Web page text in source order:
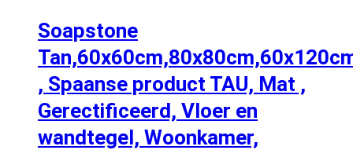
Soapstone
, Spaanse product TAU, Mat ,
Gerectificeerd, Vloer en
wandtegel, Woonkamer,